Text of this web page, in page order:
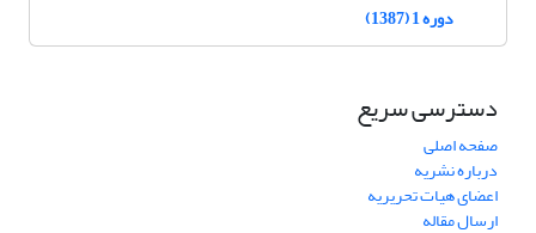
دوره 1 (1387)
دسترسی سریع
صفحه اصلی
درباره نشریه
اعضای هیات تحریریه
ارسال مقاله